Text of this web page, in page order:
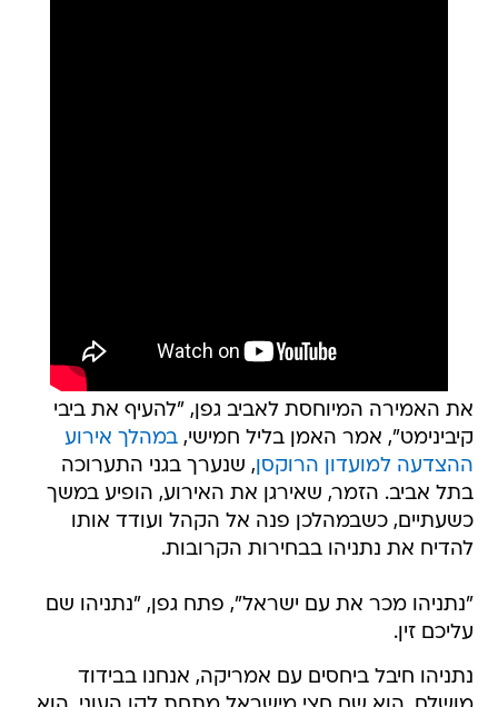
את האמירה המיוחסת לאביב גפן, "להעיף את ביבי
קיבינימט", אמר האמן בליל חמישי,במהלך אירוע
ההצדעה למועדון הרוקסן, שנערך בגני התערוכה
בתל אביב. הזמר, שאירגן את האירוע, הופיע במשך
כשעתיים, כשבמהלכן פנה אל הקהל ועודד אותו
להדיח את נתניהו בבחירות הקרובות.
"נתניהו מכר את עם ישראל", פתח גפן, "נתניהו שם
עליכם זין.
נתניהו חיבל ביחסים עם אמריקה, אנחנו בבידוד